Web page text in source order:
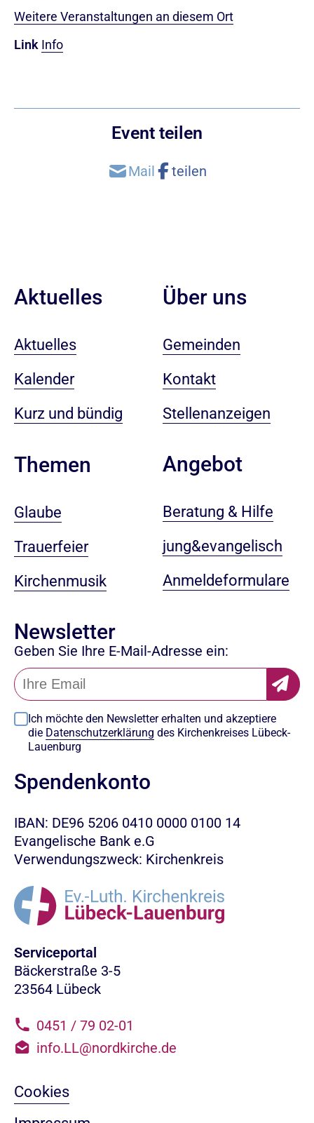
Weitere Veranstaltungen an diesem Ort
Link Info
Event teilen
Aktuelles
Aktuelles
Kalender
Kurz und bündig
Themen
Glaube
Trauerfeier
Kirchenmusik
Über uns
Gemeinden
Kontakt
Stellenanzeigen
Angebot
Beratung & Hilfe
jung&evangelisch
Anmeldeformulare
Newsletter
Geben Sie Ihre E-Mail-Adresse ein:
Ich möchte den Newsletter erhalten und akzeptiere
die Datenschutzerklärung des Kirchenkreises Lübeck-
Lauenburg
Spendenkonto
IBAN: DE96 5206 0410 0000 0100 14
Evangelische Bank e.G
Verwendungszweck: Kirchenkreis
Serviceportal
Bäckerstraße 3-5
23564 Lübeck
0451 / 79 02-01
info.LL@nordkirche.de
Cookies